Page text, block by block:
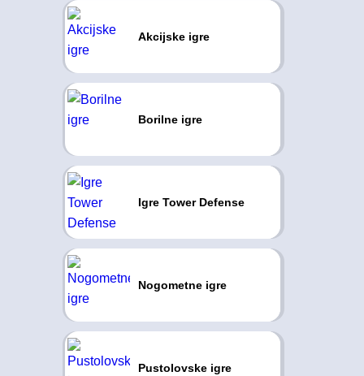
Akcijske igre
Borilne igre
Igre Tower Defense
Nogometne igre
Pustolovske igre